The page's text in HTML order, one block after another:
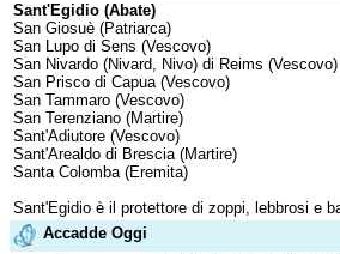
Sant'Egidio (Abate)
San Giosuè (Patriarca)
San Lupo di Sens (Vescovo)
San Nivardo (Nivard, Nivo) di Reims (Vescovo)
San Prisco di Capua (Vescovo)
San Tammaro (Vescovo)
San Terenziano (Martire)
Sant'Adiutore (Vescovo)
Sant'Arealdo di Brescia (Martire)
Santa Colomba (Eremita)
Sant'Egidio è il protettore di zoppi, lebbrosi e
Accadde Oggi